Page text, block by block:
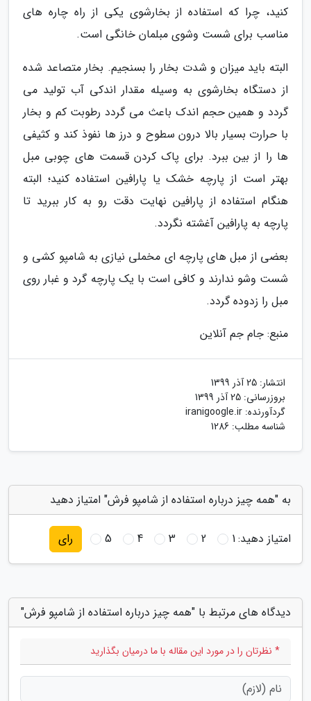
کنید، چرا که استفاده از بخارشوی یکی از راه چاره های
مناسب برای شست وشوی مبلمان خانگی است.
البته باید میزان و شدت بخار را بسنجیم. بخار متصاعد شده
از دستگاه بخارشوی به وسیله مقدار اندکی آب تولید می
گردد و همین حجم اندک باعث می گردد رطوبت کم و بخار
با حرارت بسیار بالا درون سطوح و درز ها نفوذ کند و کثیفی
ها را از بین ببرد. برای پاک کردن قسمت های چوبی مبل
بهتر است از پارچه خشک یا پارافین استفاده کنید؛ البته
هنگام استفاده از پارافین نهایت دقت رو به کار ببرید تا
پارچه به پارافین آغشته نگردد.
بعضی از مبل های پارچه ای مخملی نیازی به شامپو کشی و
شست وشو ندارند و کافی است با یک پارچه گرد و غبار روی
مبل را زدوده گردد.
منبع: جام جم آنلاین
انتشار: 25 آذر 1399
بروزرسانی: 25 آذر 1399
گردآورنده: iranigoogle.ir
شناسه مطلب: 1286
به "همه چیز درباره استفاده از شامپو فرش" امتیاز دهید
امتیاز دهید:1
2
3
4
5 رای
دیدگاه های مرتبط با "همه چیز درباره استفاده از شامپو فرش"
* نظرتان را در مورد این مقاله با ما درمیان بگذارید